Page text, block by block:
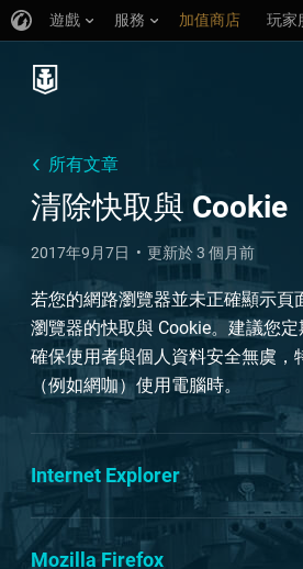
遊戲 服務 加值商店 玩家
所有文章
清除快取與 Cookie
2017年9月7日 更新於 3 個月前
若您的網路瀏覽器並未正確顯示頁
瀏覽器的快取與 Cookie。建議您
確保使用者與個人資料安全無虞，
（例如網咖）使用電腦時。
Internet Explorer
Mozilla Firefox